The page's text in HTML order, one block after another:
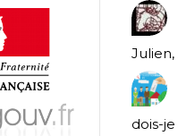
dois-